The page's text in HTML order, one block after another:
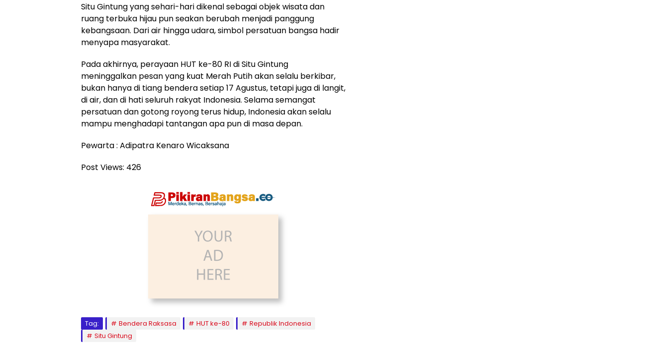
Situ Gintung yang sehari-hari dikenal sebagai objek wisata dan
ruang terbuka hijau pun seakan berubah menjadi panggung
kebangsaan. Dari air hingga udara, simbol persatuan bangsa hadir
menyapa masyarakat.
Pada akhirnya, perayaan HUT ke-80 RI di Situ Gintung
meninggalkan pesan yang kuat Merah Putih akan selalu berkibar,
bukan hanya di tiang bendera setiap 17 Agustus, tetapi juga di langit,
di air, dan di hati seluruh rakyat Indonesia. Selama semangat
persatuan dan gotong royong terus hidup, Indonesia akan selalu
mampu menghadapi tantangan apa pun di masa depan.
Pewarta : Adipatra Kenaro Wicaksana
Post Views: 426
Tag: Bendera Raksasa HUT ke-80
Republik Indonesia
Situ Gintung